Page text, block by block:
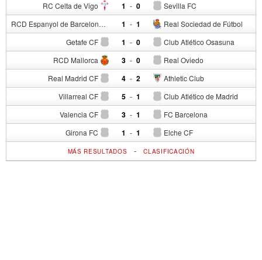
RC Celta de Vigo 1 - Sevilla FC
0
RCD Espanyol de Barcelona 1 - Real Sociedad de Fútbol
1
Getafe CF 1 - Club Atlético Osasuna
0
RCD Mallorca 3 - Real Oviedo
0
Real Madrid CF 4 - Athletic Club
2
Villarreal CF 5 - Club Atlético de Madrid
1
Valencia CF 3 - FC Barcelona
1
Girona FC 1 - Elche CF
1
MÁS RESULTADOS -CLASIFICACIÓN